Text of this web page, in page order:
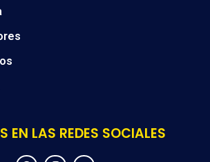
EN LAS REDES SOCIALES
F I Y